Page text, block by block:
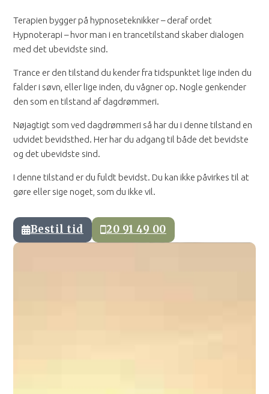
Terapien bygger på hypnoseteknikker – deraf ordet
Hypnoterapi – hvor man i en trancetilstand skaber dialogen
med det ubevidste sind.
Trance er den tilstand du kender fra tidspunktet lige inden du
falder i søvn, eller lige inden, du vågner op. Nogle genkender
den som en tilstand af dagdrømmeri.
Nøjagtigt som ved dagdrømmeri så har du i denne tilstand en
udvidet bevidsthed. Her har du adgang til både det bevidste
og det ubevidste sind.
I denne tilstand er du fuldt bevidst. Du kan ikke påvirkes til at
gøre eller sige noget, som du ikke vil.
Bestil tid 20 91 49 00